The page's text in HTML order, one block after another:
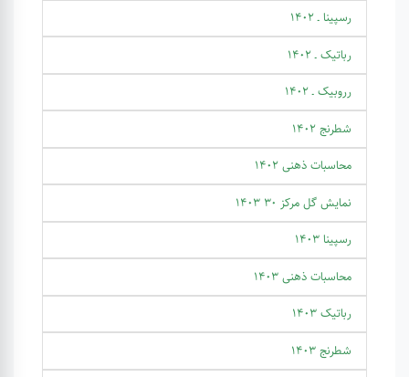
رسپینا ـ 1402
رباتیک ـ 1402
رروبیک ـ 1402
شطرنج 1402
محاسبات ذهنی 1402
نمایش گل مرکز 30 1403
رسپینا 1403
محاسبات ذهنی 1403
رباتیک 1403
شطرنج 1403